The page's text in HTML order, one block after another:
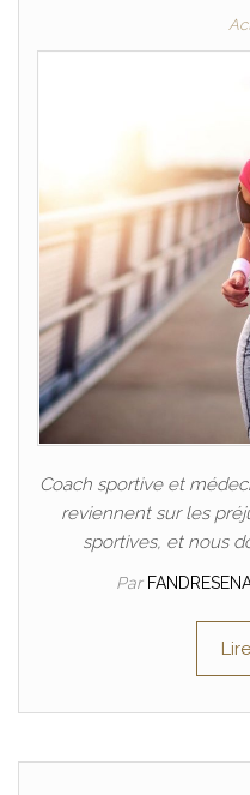
Coach sportive et
reviennent sur les
sportives, et nous
Par